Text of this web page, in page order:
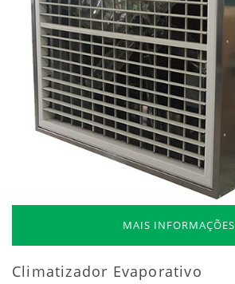
MAIS INFORMAÇÕES
Climatizador Evaporativo